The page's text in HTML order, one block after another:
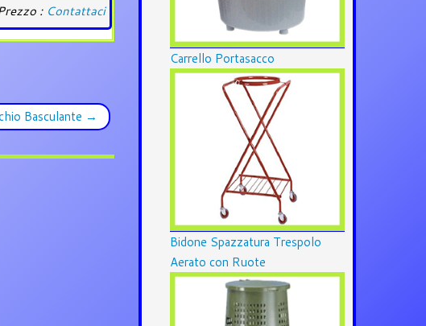
: Contattaci
Basculante →
Carrello Portasacco
Bidone Spazzatura Trespolo
Aerato con Ruote